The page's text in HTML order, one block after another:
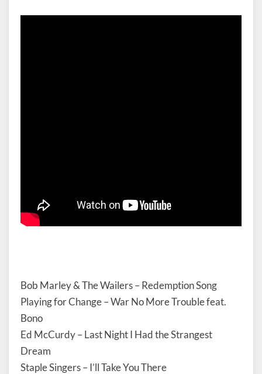
Bob Marley & The Wailers – Redemption Song
Playing for Change – War No More Trouble feat.
Bono
Ed McCurdy – Last Night I Had the Strangest
Dream
Staple Singers – I’ll Take You There